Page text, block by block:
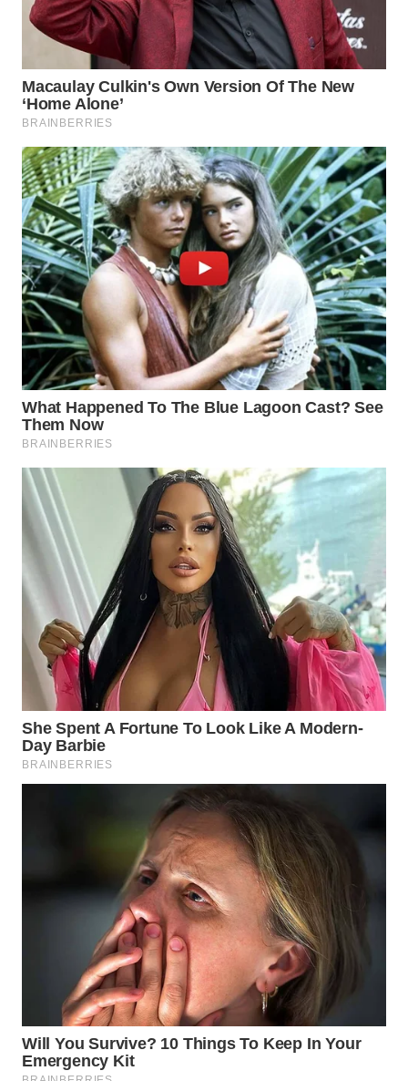
WN
SIMALUNGUN
WN
LABUHANBATU
WN
TAPANULI
TENGAH
WN DELI
SERDANG
WN
TEBING
TINGGI
WN
PAKPAK
KARAWANG
WN
BEKASI
BOGOR
WN
DEPOK
WN
TAPANULI
UTARA
WN
WN
SUMEDANG
WN
CIANJUR